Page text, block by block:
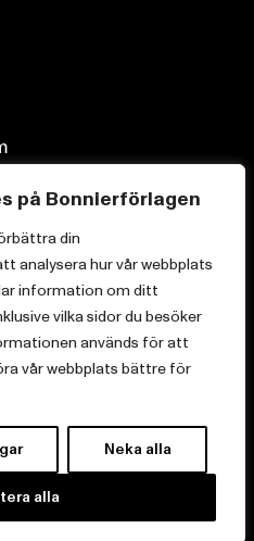
på Bonnierförlagen
din
analysera hur vår webbplats
information om ditt
vilka sidor du besöker
används för att
vår webbplats bättre för
Neka alla
alla